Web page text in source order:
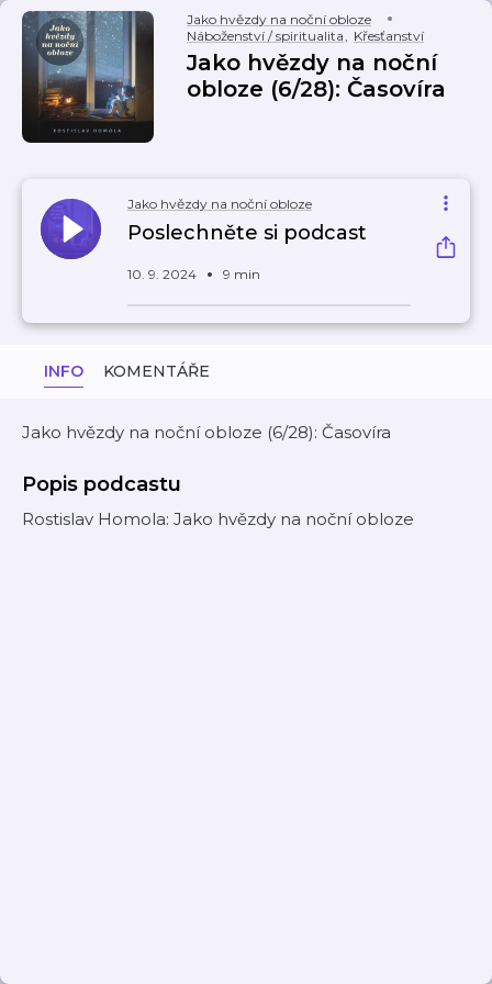
Jako hvězdy na noční obloze
Náboženství / spiritualita, Křesťanství
Jako hvězdy na noční
obloze (6/28): Časovíra
Jako hvězdy na noční obloze
Poslechněte si podcast
10. 9. 2024 9 min
INFO KOMENTÁŘE
Jako hvězdy na noční obloze (6/28): Časovíra
Popis podcastu
Rostislav Homola: Jako hvězdy na noční obloze